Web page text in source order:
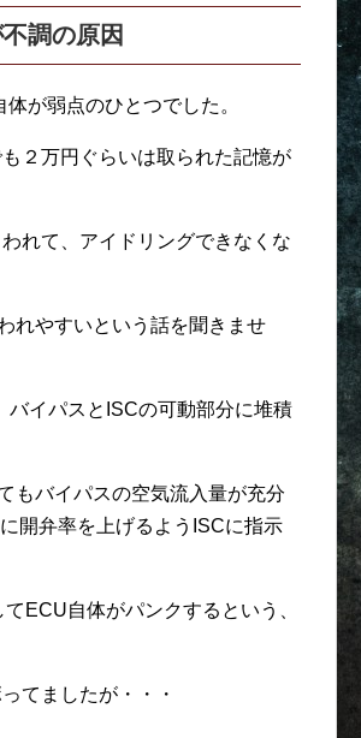
調の原因
が弱点のひとつでした。
２万円ぐらいは取られた記憶が
れて、アイドリングできなくな
れやすいという話を聞きませ
イパスとISCの可動部分に堆積
もバイパスの空気流入量が充分
開弁率を上げるようISCに指示
ECU自体がパンクするという、
てましたが・・・